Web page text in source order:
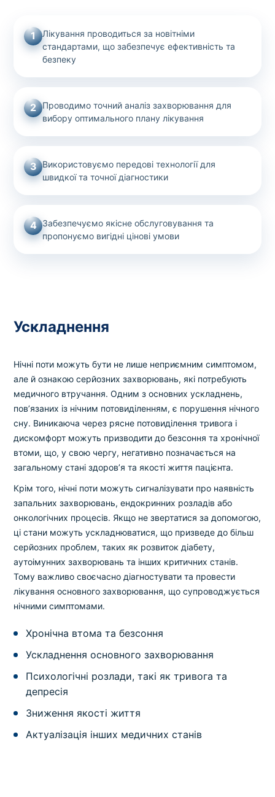
1
Лікування проводиться за новітніми
стандартами, що забезпечує ефективність та
безпеку
2
Проводимо точний аналіз захворювання для
вибору оптимального плану лікування
3 Використовуємо передові технології для
швидкої та точної діагностики
4 Забезпечуємо якісне обслуговування та
пропонуємо вигідні цінові умови
Ускладнення
Нічні поти можуть бути не лише неприємним симптомом,
але й ознакою серйозних захворювань, які потребують
медичного втручання. Одним з основних ускладнень,
пов’язаних із нічним потовиділенням, є порушення нічного
сну. Виникаюча через рясне потовиділення тривога і
дискомфорт можуть призводити до безсоння та хронічної
втоми, що, у свою чергу, негативно позначається на
загальному стані здоров’я та якості життя пацієнта.
Крім того, нічні поти можуть сигналізувати про наявність
запальних захворювань, ендокринних розладів або
онкологічних процесів. Якщо не звертатися за допомогою,
ці стани можуть ускладнюватися, що призведе до більш
серйозних проблем, таких як розвиток діабету,
аутоімунних захворювань та інших критичних станів.
Тому важливо своєчасно діагностувати та провести
лікування основного захворювання, що супроводжується
нічними симптомами.
Хронічна втома та безсоння
Ускладнення основного захворювання
Психологічні розлади, такі як тривога та
депресія
Зниження якості життя
Актуалізація інших медичних станів